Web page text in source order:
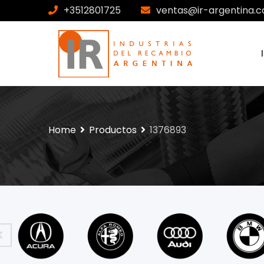
+3512801725 ventas@ir-
Home Productos 1376893